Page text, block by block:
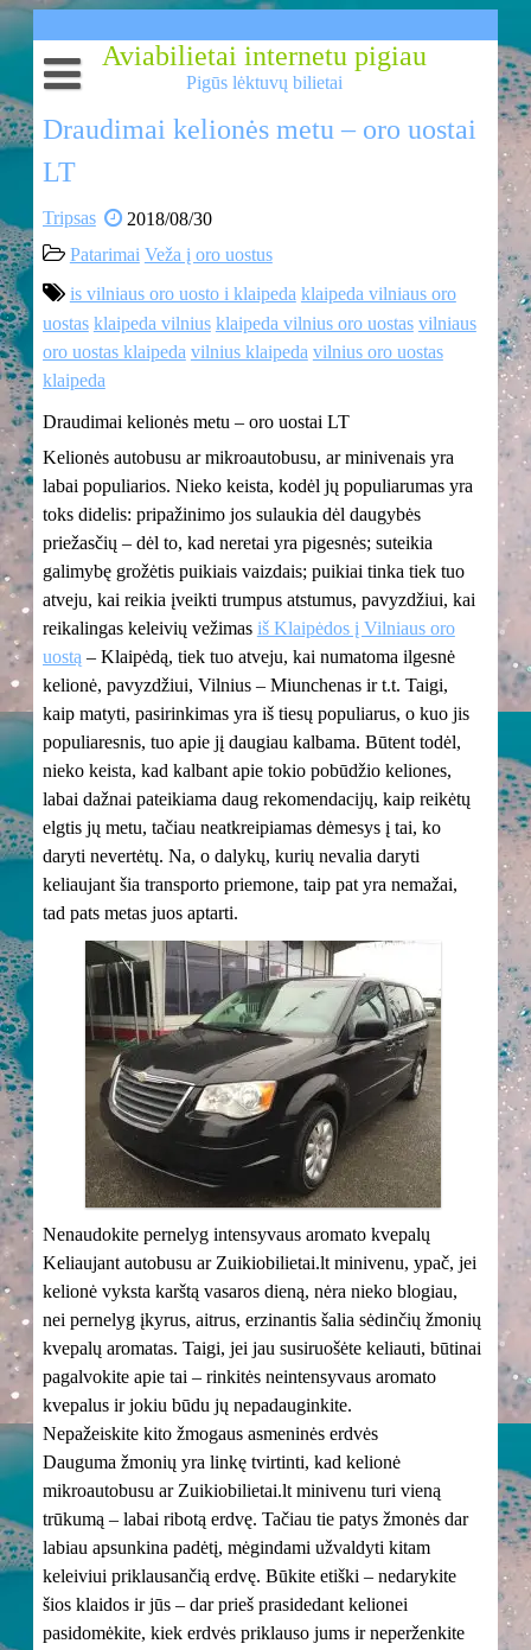
to
content
Aviabilietai internetu pigiau
Pigūs lėktuvų bilietai
Aviabilietai internetu
Aviabilietai
Skrendam pigiai? Tiesiogiai? Iš Vilniaus? Taip!
Pigūs lėktuvų bilietai
Lėktuvų bilietai
Pigių skrydžių pasiūlymai
Pigūs skrydžiai
Draudimai kelionės metu – oro uostai
LT
Tripsas
2018/08/30
Patarimai Veža į oro uostus
is vilniaus oro uosto i klaipeda klaipeda vilniaus oro
uostas klaipeda vilnius klaipeda vilnius oro uostas vilniaus
oro uostas klaipeda vilnius klaipeda vilnius oro uostas
klaipeda
Draudimai kelionės metu – oro uostai LT
Kelionės autobusu ar mikroautobusu, ar minivenais yra
labai populiarios. Nieko keista, kodėl jų populiarumas yra
toks didelis: pripažinimo jos sulaukia dėl daugybės
priežasčių – dėl to, kad neretai yra pigesnės; suteikia
galimybę grožėtis puikiais vaizdais; puikiai tinka tiek tuo
atveju, kai reikia įveikti trumpus atstumus, pavyzdžiui, kai
reikalingas keleivių vežimas iš Klaipėdos į Vilniaus oro
uostą – Klaipėdą, tiek tuo atveju, kai numatoma ilgesnė
kelionė, pavyzdžiui, Vilnius – Miunchenas ir t.t. Taigi,
kaip matyti, pasirinkimas yra iš tiesų populiarus, o kuo jis
populiaresnis, tuo apie jį daugiau kalbama. Būtent todėl,
nieko keista, kad kalbant apie tokio pobūdžio keliones,
labai dažnai pateikiama daug rekomendacijų, kaip reikėtų
elgtis jų metu, tačiau neatkreipiamas dėmesys į tai, ko
daryti nevertėtų. Na, o dalykų, kurių nevalia daryti
keliaujant šia transporto priemone, taip pat yra nemažai,
tad pats metas juos aptarti.
Nenaudokite pernelyg intensyvaus aromato kvepalų
Keliaujant autobusu ar Zuikiobilietai.lt minivenu, ypač, jei
kelionė vyksta karštą vasaros dieną, nėra nieko blogiau,
nei pernelyg įkyrus, aitrus, erzinantis šalia sėdinčių žmonių
kvepalų aromatas. Taigi, jei jau susiruošėte keliauti, būtinai
pagalvokite apie tai – rinkitės neintensyvaus aromato
kvepalus ir jokiu būdu jų nepadauginkite.
Nepažeiskite kito žmogaus asmeninės erdvės
Dauguma žmonių yra linkę tvirtinti, kad kelionė
mikroautobusu ar Zuikiobilietai.lt minivenu turi vieną
trūkumą – labai ribotą erdvę. Tačiau tie patys žmonės dar
labiau apsunkina padėtį, mėgindami užvaldyti kitam
keleiviui priklausančią erdvę. Būkite etiški – nedarykite
šios klaidos ir jūs – dar prieš prasidedant kelionei
pasidomėkite, kiek erdvės priklauso jums ir neperženkite